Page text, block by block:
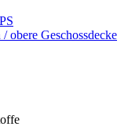
obere Geschossdecke